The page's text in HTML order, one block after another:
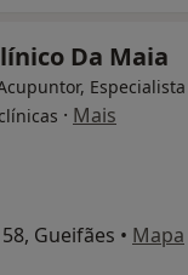
Da Maia
Especialista
· Mais
Gueifães • Mapa